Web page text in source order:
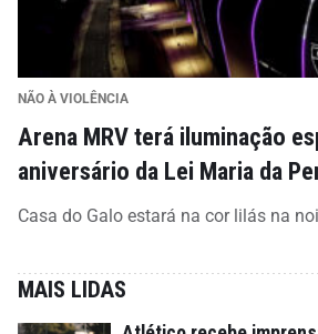
NÃO À VIOLÊNCIA
Arena MRV terá iluminação
aniversário da Lei Maria da
Casa do Galo estará na cor lilás na
MAIS LIDAS